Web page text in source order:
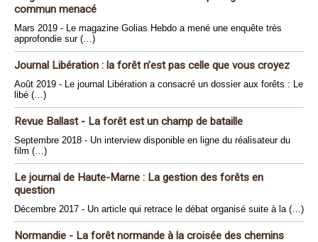
commun menacé
Mars 2019 - Le magazine Golias Hebdo a mené une enquête très
approfondie sur (…)
Journal Libération : la forêt n’est pas celle que vous croyez
Août 2019 - Le journal Libération a consacré un dossier aux forêts : Le
libé (…)
Revue Ballast - La forêt est un champ de bataille
Septembre 2018 - Un interview disponible en ligne du réalisateur du
film (…)
Le journal de Haute-Marne : La gestion des forêts en
question
Décembre 2017 - Un article qui retrace le débat organisé suite à la (…)
Normandie - La forêt normande à la croisée des chemins